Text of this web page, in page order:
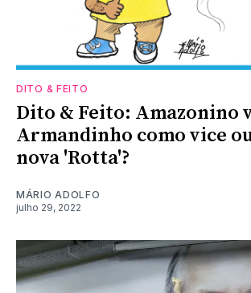
DITO & FEITO
Dito & Feito: Amazonino
Armandinho como vice
nova 'Rotta'?
MÁRIO ADOLFO
julho 29, 2022